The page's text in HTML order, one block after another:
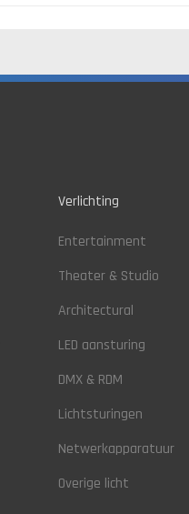
Verlichting
Entertainment
Theater & Studio
Architectural
LED aansturing
DMX & RDM
Lichtsturingen
Netwerkapparatuur
Overige licht